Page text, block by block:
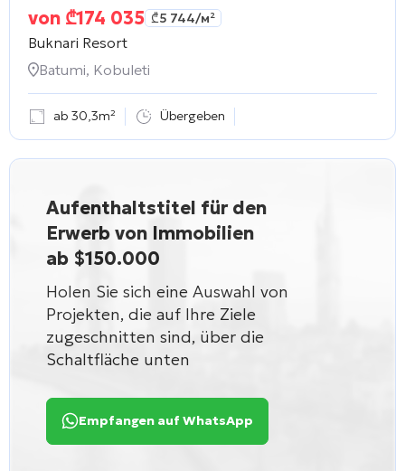
von ₾174 035 ₾5 744/м²
Buknari Resort
Batumi, Kobuleti
ab 30,3m² Übergeben
Aufenthaltstitel für den
Erwerb von Immobilien
ab $150.000
Holen Sie sich eine Auswahl von
Projekten, die auf Ihre Ziele
zugeschnitten sind, über die
Schaltfläche unten
Empfangen auf WhatsApp